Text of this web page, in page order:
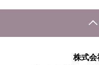
株式会